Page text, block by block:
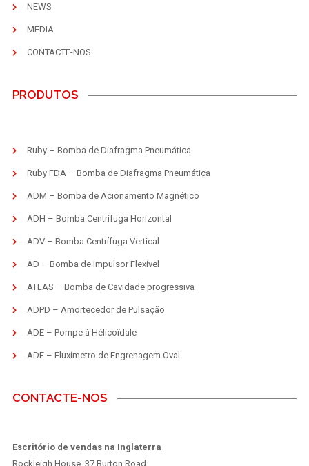
NEWS
MEDIA
CONTACTE-NOS
PRODUTOS
Ruby – Bomba de Diafragma Pneumática
Ruby FDA – Bomba de Diafragma Pneumática
ADM – Bomba de Acionamento Magnético
ADH – Bomba Centrífuga Horizontal
ADV – Bomba Centrífuga Vertical
AD – Bomba de Impulsor Flexível
ATLAS – Bomba de Cavidade progressiva
ADPD – Amortecedor de Pulsação
ADE – Pompe à Hélicoïdale
ADF – Fluxímetro de Engrenagem Oval
CONTACTE-NOS
Escritório de vendas na Inglaterra
Rockleigh House, 37 Burton Road